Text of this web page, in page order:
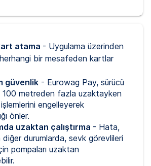
atama - Uygulama üzerinden
bir mesafeden kartlar
güvenlik - Eurowag Pay, sürücü
100 metreden fazla uzaktayken
engelleyerek
önler.
uzaktan çalıştırma - Hata,
diğer durumlarda, sevk görevlileri
pompaları uzaktan